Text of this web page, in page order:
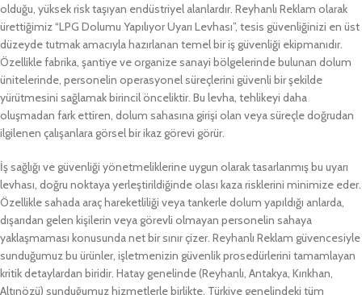
olduğu, yüksek risk taşıyan endüstriyel alanlardır. Reyhanlı Reklam olarak
ürettiğimiz “LPG Dolumu Yapılıyor Uyarı Levhası”, tesis güvenliğinizi en üst
düzeyde tutmak amacıyla hazırlanan temel bir iş güvenliği ekipmanıdır.
Özellikle fabrika, şantiye ve organize sanayi bölgelerinde bulunan dolum
ünitelerinde, personelin operasyonel süreçlerini güvenli bir şekilde
yürütmesini sağlamak birincil önceliktir. Bu levha, tehlikeyi daha
oluşmadan fark ettiren, dolum sahasına girişi olan veya süreçle doğrudan
ilgilenen çalışanlara görsel bir ikaz görevi görür.
İş sağlığı ve güvenliği yönetmeliklerine uygun olarak tasarlanmış bu uyarı
levhası, doğru noktaya yerleştirildiğinde olası kaza risklerini minimize eder.
Özellikle sahada araç hareketliliği veya tankerle dolum yapıldığı anlarda,
dışarıdan gelen kişilerin veya görevli olmayan personelin sahaya
yaklaşmaması konusunda net bir sınır çizer. Reyhanlı Reklam güvencesiyle
sunduğumuz bu ürünler, işletmenizin güvenlik prosedürlerini tamamlayan
kritik detaylardan biridir. Hatay genelinde (Reyhanlı, Antakya, Kırıkhan,
Altınözü) sunduğumuz hizmetlerle birlikte, Türkiye genelindeki tüm